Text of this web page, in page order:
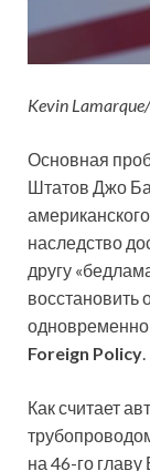
Kevin
Основная
Штатов Джо
наследство
другу
восстановить
одновременно
Foreign Policy
Как считает
на 46-го